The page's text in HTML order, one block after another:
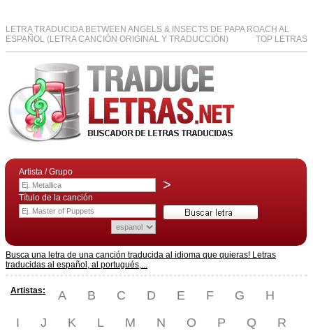
LETRA TRADUCIDA BETWEEN ANGELS & INSECTS DE PAPA ROACH AL
ESPAÑOL (LETRA CANCIÓN ORIGINAL Y TRADUCCIÓN)
TOP LETRAS
Artista / Grupo
>
Título de la canción
Busca una letra de una canción traducida al idioma que quieras! Letras
traducidas al español, al portugués,...
Artistas: A B C D E F G
H
I
J K L M N O P Q
R